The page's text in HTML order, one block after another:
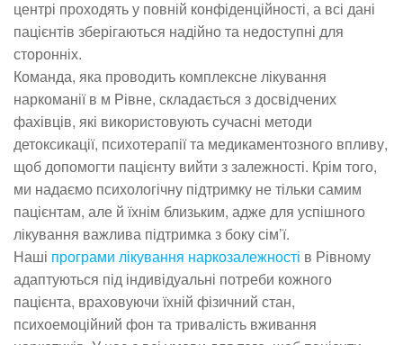
центрі проходять у повній конфіденційності, а всі дані
пацієнтів зберігаються надійно та недоступні для
сторонніх.
Команда, яка проводить комплексне лікування
наркоманії в м Рівне, складається з досвідчених
фахівців, які використовують сучасні методи
детоксикації, психотерапії та медикаментозного впливу,
щоб допомогти пацієнту вийти з залежності. Крім того,
ми надаємо психологічну підтримку не тільки самим
пацієнтам, але й їхнім близьким, адже для успішного
лікування важлива підтримка з боку сім’ї.
Наші програми лікування наркозалежності в Рівному
адаптуються під індивідуальні потреби кожного
пацієнта, враховуючи їхній фізичний стан,
психоемоційний фон та тривалість вживання